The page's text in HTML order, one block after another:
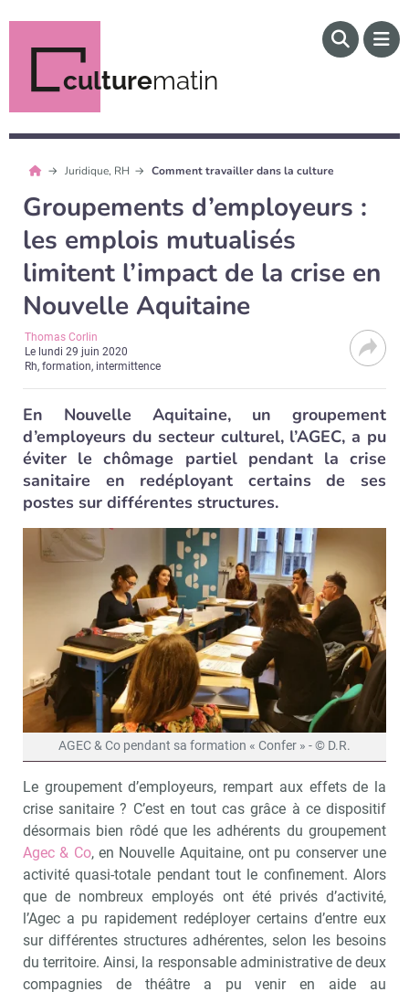
culturematin
Juridique, RH Comment travailler dans la culture
Groupements d’employeurs :
les emplois mutualisés
limitent l’impact de la crise en
Nouvelle Aquitaine
Thomas Corlin
Le lundi 29 juin 2020
Rh, formation, intermittence
En Nouvelle Aquitaine, un groupement
d’employeurs du secteur culturel, l’AGEC, a pu
éviter le chômage partiel pendant la crise
sanitaire en redéployant certains de ses
postes sur différentes structures.
AGEC & Co pendant sa formation « Confer » - © D.R.
Le groupement d’employeurs, rempart aux effets de la
crise sanitaire ? C’est en tout cas grâce à ce dispositif
désormais bien rôdé que les adhérents du groupement
Agec & Co, en Nouvelle Aquitaine, ont pu conserver une
activité quasi-totale pendant tout le confinement. Alors
que de nombreux employés ont été privés d’activité,
l’Agec a pu rapidement redéployer certains d’entre eux
sur différentes structures adhérentes, selon les besoins
du territoire. Ainsi, la responsable administrative de deux
compagnies de théâtre a pu venir en aide au